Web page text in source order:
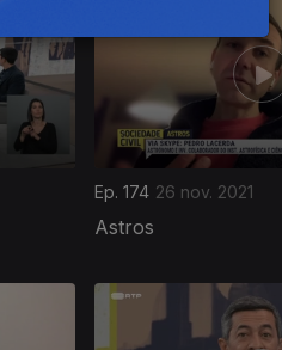
Ep. 174 26 nov. 2021
Astros